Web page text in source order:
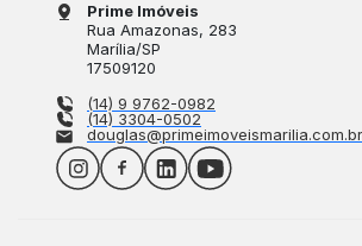
Prime Imóveis
Rua Amazonas, 283
Marília/SP
17509120
(14) 9 9762-0982
(14) 3304-0502
douglas@primeimoveismarilia.com.br